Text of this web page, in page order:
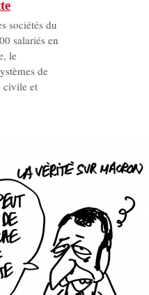
sociétés du
salariés en
le
de
civile et